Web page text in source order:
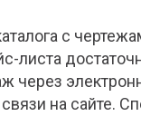
с
листа
через
на сайте.